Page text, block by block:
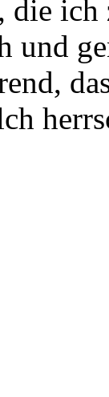
die
und